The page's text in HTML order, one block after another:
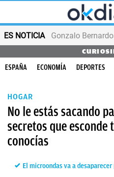
ES NOTICIA Gonzalo
ESPAÑA ECONOMÍA DEPORTES
HOGAR
No le estás sacando
secretos que esconde
conocías
El microondas va a